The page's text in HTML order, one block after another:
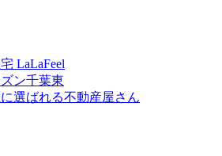
LaLaFeel
ン千葉東
選ばれる不動産屋さん